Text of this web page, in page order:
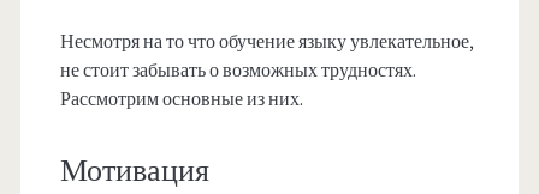
Несмотря на то что обучение языку увлекательное,
не стоит забывать о возможных трудностях.
Рассмотрим основные из них.
Мотивация